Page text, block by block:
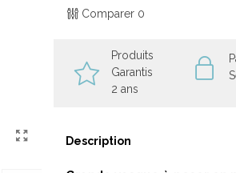
Comparer 0
Produits
Garantis
2 ans
Description